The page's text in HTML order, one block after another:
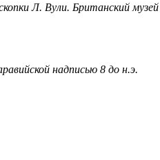
Л. Вули. Британский музей
надписью 8 до н.э.